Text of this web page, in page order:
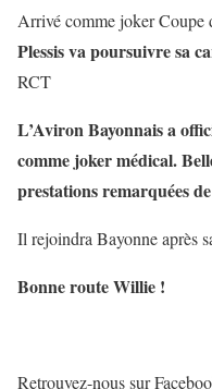
Arrivé comme joker
Plessis va poursuivre sa
RCT
L’Aviron Bayonnais a
comme joker médical.
prestations remarquées
Il rejoindra Bayonne après
Bonne route Willie !
Retrouvez-nous sur